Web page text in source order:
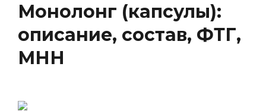
Монолонг (капсулы):
описание, состав, ФТГ,
МНН